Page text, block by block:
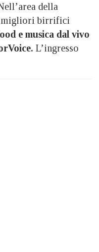
della
migliori birrifici
e musica dal vivo
L’ingresso